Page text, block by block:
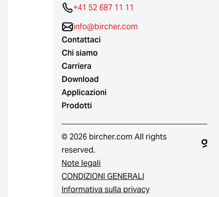
+41 52 687 11 11
info@bircher.com
Contattaci
Chi siamo
Carriera
Download
Applicazioni
Prodotti
© 2026 bircher.com All rights
reserved.
Note legali
CONDIZIONI GENERALI
Informativa sulla privacy